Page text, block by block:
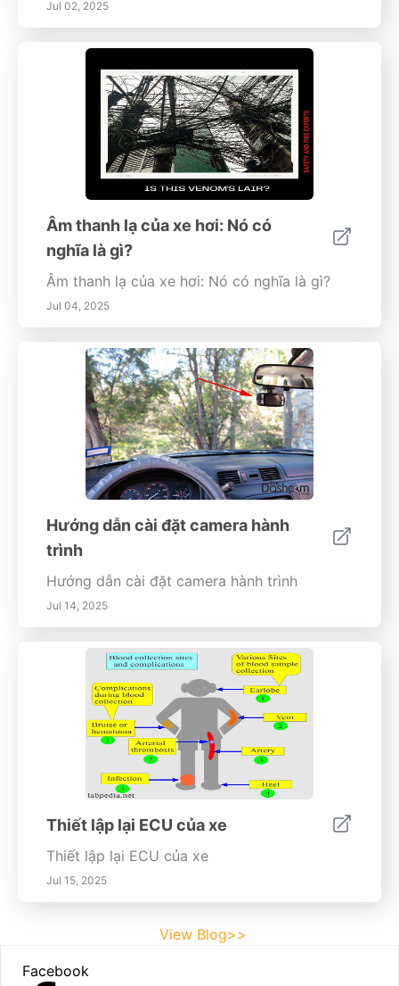
Jul 02, 2025
Âm thanh lạ của xe hơi: Nó có
nghĩa là gì?
Âm thanh lạ của xe hơi: Nó có nghĩa là gì?
Jul 04, 2025
Hướng dẫn cài đặt camera hành
trình
Hướng dẫn cài đặt camera hành trình
Jul 14, 2025
Thiết lập lại ECU của xe
Thiết lập lại ECU của xe
Jul 15, 2025
View Blog>>
Facebook